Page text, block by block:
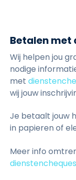
Betalen met
Wij helpen jou
nodige
met
wij jouw
Je betaalt jouw
in papieren of
Meer info